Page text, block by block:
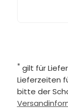
* gilt für
Lieferzeiten
bitte der